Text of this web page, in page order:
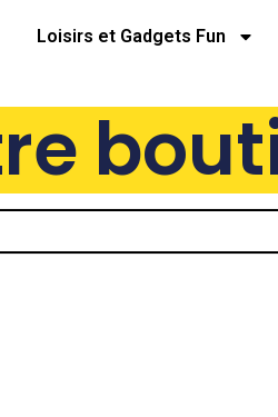
Loisirs et Gadgets Fun